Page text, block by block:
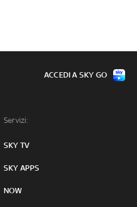
Servizi:
SKY TV
SKY APPS
NOW
ACCEDI A SKY GO